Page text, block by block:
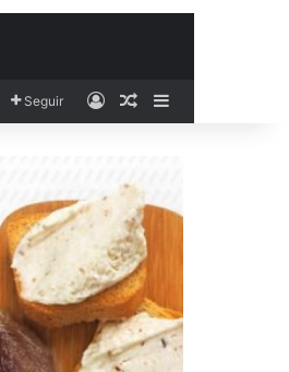
Seguir AccesoPublicación al